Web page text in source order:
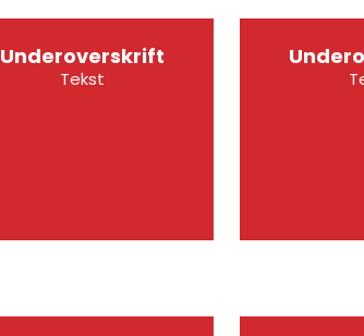
Underoverskrift
Tekst